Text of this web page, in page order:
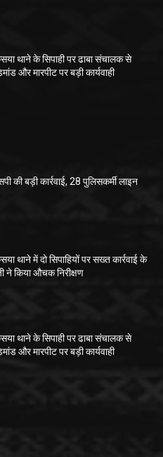
थाने के सिपाही पर ढाबा संचालक से
और मारपीट पर बड़ी कार्यवाही
की बड़ी कार्रवाई, 28 पुलिसकर्मी लाइन
थाने में दो सिपाहियों पर सख्त कार्रवाई के
ने किया औचक निरीक्षण
थाने के सिपाही पर ढाबा संचालक से
और मारपीट पर बड़ी कार्यवाही